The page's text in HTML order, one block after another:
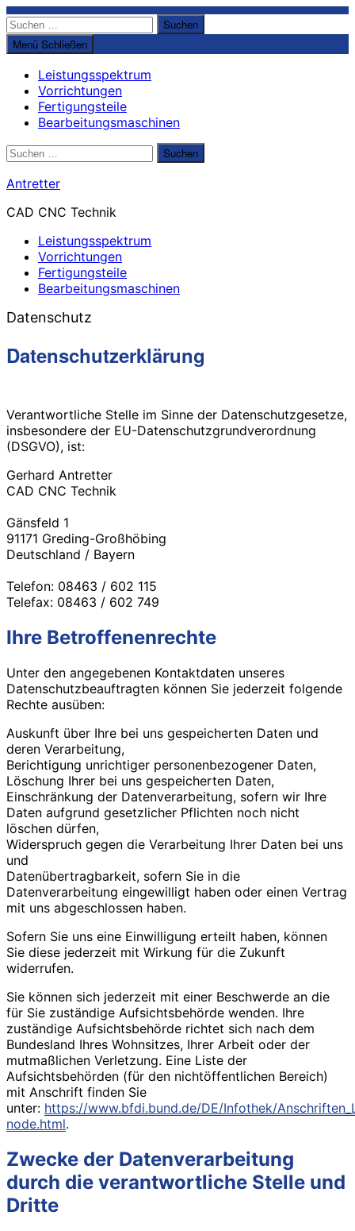
Suche
nach:
Suchen
Menü Schließen
Leistungsspektrum
Vorrichtungen
Fertigungsteile
Bearbeitungsmaschinen
Suche
nach:
Suchen
Antretter
CAD CNC Technik
Leistungsspektrum
Vorrichtungen
Fertigungsteile
Bearbeitungsmaschinen
Datenschutz
Datenschutzerklärung
Verantwortliche Stelle im Sinne der Datenschutzgesetze,
insbesondere der EU-Datenschutzgrundverordnung
(DSGVO), ist:
Gerhard Antretter
CAD CNC Technik
Gänsfeld 1
91171 Greding-Großhöbing
Deutschland / Bayern
Telefon: 08463 / 602 115
Telefax: 08463 / 602 749
Ihre Betroffenenrechte
Unter den angegebenen Kontaktdaten unseres
Datenschutzbeauftragten können Sie jederzeit folgende
Rechte ausüben:
Auskunft über Ihre bei uns gespeicherten Daten und
deren Verarbeitung,
Berichtigung unrichtiger personenbezogener Daten,
Löschung Ihrer bei uns gespeicherten Daten,
Einschränkung der Datenverarbeitung, sofern wir Ihre
Daten aufgrund gesetzlicher Pflichten noch nicht
löschen dürfen,
Widerspruch gegen die Verarbeitung Ihrer Daten bei uns
und
Datenübertragbarkeit, sofern Sie in die
Datenverarbeitung eingewilligt haben oder einen Vertrag
mit uns abgeschlossen haben.
Sofern Sie uns eine Einwilligung erteilt haben, können
Sie diese jederzeit mit Wirkung für die Zukunft
widerrufen.
Sie können sich jederzeit mit einer Beschwerde an die
für Sie zuständige Aufsichtsbehörde wenden. Ihre
zuständige Aufsichtsbehörde richtet sich nach dem
Bundesland Ihres Wohnsitzes, Ihrer Arbeit oder der
mutmaßlichen Verletzung. Eine Liste der
Aufsichtsbehörden (für den nichtöffentlichen Bereich)
mit Anschrift finden Sie
unter: https://www.bfdi.bund.de/DE/Infothek/
node.html.
Zwecke der Datenverarbeitung
durch die verantwortliche Stelle und
Dritte